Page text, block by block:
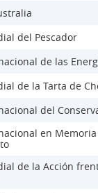
del Pescador
de las
de la Tarta de
del
en
de la Acción